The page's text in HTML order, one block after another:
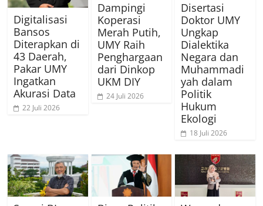
Digitalisasi
Bansos
Diterapkan di
43 Daerah,
Pakar UMY
Ingatkan
Akurasi Data
22 Juli 2026
Dampingi
Koperasi
Merah Putih,
UMY Raih
Penghargaan
dari Dinkop
UKM DIY
24 Juli 2026
Disertasi
Doktor UMY
Ungkap
Dialektika
Negara dan
Muhammadi
yah dalam
Politik
Hukum
Ekologi
18 Juli 2026